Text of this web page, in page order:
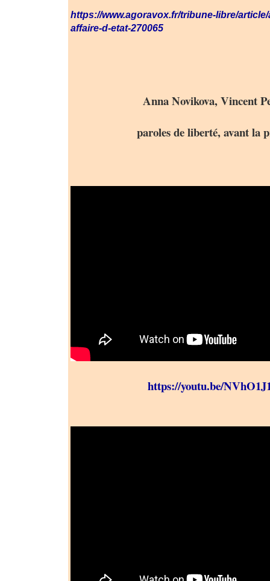
https://www.agoravox.fr/tribune-libre/
affaire-d-etat-270065
Anna Novikova, Vincent
paroles de liberté, avant la
https://youtu.be/